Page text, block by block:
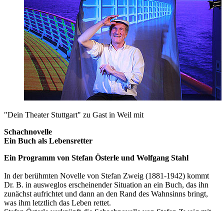
"Dein Theater Stuttgart" zu Gast in Weil mit
Schachnovelle
Ein Buch als Lebensretter
Ein Programm von Stefan Österle und Wolfgang Stahl
In der berühmten Novelle von Stefan Zweig (1881-1942) kommt
Dr. B. in ausweglos erscheinender Situation an ein Buch, das ihn
zunächst aufrichtet und dann an den Rand des Wahnsinns bringt,
was ihm letztlich das Leben rettet.